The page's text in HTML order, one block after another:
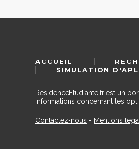
ACCUEIL
SIMULATION D'APL
RésidenceÉtudiante.fr est un
informations concernant les
Contactez-nous - Mentions